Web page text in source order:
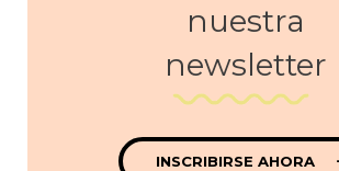
nuestra
newsletter
INSCRIBIRSE AHORA